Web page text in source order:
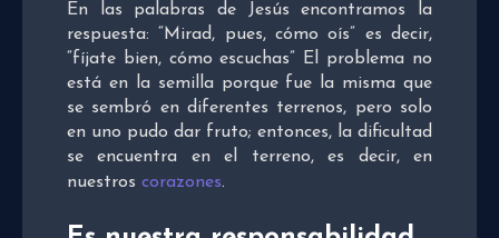
En las palabras de Jesús encontramos la
respuesta: “Mirad, pues, cómo oís” es decir,
“fíjate bien, cómo escuchas” El problema no
está en la semilla porque fue la misma que
se sembró en diferentes terrenos, pero solo
en uno pudo dar fruto; entonces, la dificultad
se encuentra en el terreno, es decir, en
nuestros corazones.